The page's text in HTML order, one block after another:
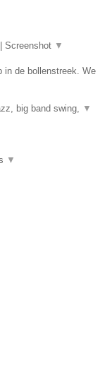
Screenshot ▼
in de bollenstreek. We
big band swing, ▼
▼